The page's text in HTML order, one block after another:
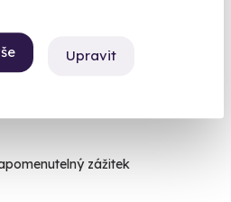
Upravit
zážitek